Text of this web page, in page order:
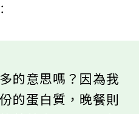
的意思嗎？因為我
的蛋白質，晚餐則